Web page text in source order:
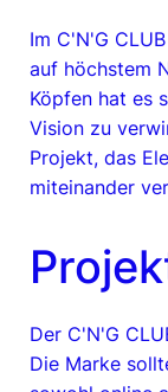
Im C'N'G
auf höchstem
Köpfen hat es
Vision zu
Projekt, das
miteinander
Der C'N'G
Die Marke